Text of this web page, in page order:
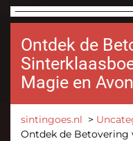
Ontdek de
Magie en
sintingoes.nl >
Ontdek de Betovering